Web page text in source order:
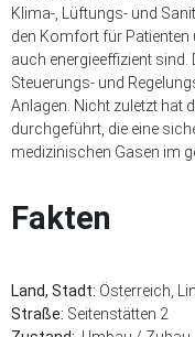
Klima-, Lüftungs- und
den Komfort für Patienten
auch energieeffizient sind.
Steuerungs- und
Anlagen. Nicht zuletzt hat
durchgeführt, die eine
medizinischen Gasen im
Fakten
Land, Stadt: Österreich,
Straße: Seitenstätten 2